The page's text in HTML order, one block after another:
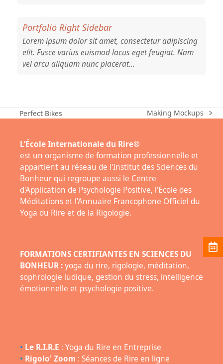
Portfolio Right Sidebar
Lorem ipsum dolor sit amet, consectetur adipiscing
elit. Fusce varius euismod lacus eget feugiat. Nam
vel arcu aliquam nunc placerat…
previous
Perfect Bikes
next
Making Mockups
L’École Internationale du Rire®
est un organisme de formation professionnelle et
appartient au réseau de l'Institut des Sciences du
Bonheur qui regroupe aussi le Centre
d'Application de Psychologie Positive, l'École des
Méditations et l'Annuaire Francophone Officiel du
Yoga du Rire et de la Rigologie.
FORMATIONS CERTIFIANTES EN SCIENCES DU
BONHEUR :yoga du rire, rigologie, méditation,
sophrologie ludique, gestion du stress, intelligence
émotionnelle et psychologie positive.
• Le R.I.R.E : Yoga du Rire en Entreprise
• Rigolo' Zoom : Séances de Rire en ligne